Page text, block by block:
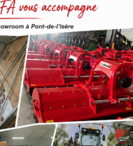
REJOIGNEZ
LA COMMUNAUTÉ MFA !
NEWSLETTER
Tenez-vous informés de nos